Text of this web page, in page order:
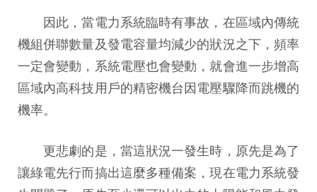
因此，當電力系統臨時有事故，在區域內傳統
機組併聯數量及發電容量均減少的狀況之下，頻率
一定會變動，系統電壓也會變動，就會進一步增高
區域內高科技用戶的精密機台因電壓驟降而跳機的
機率。
更悲劇的是，當這狀況一發生時，原先是為了
讓綠電先行而搞出這麼多種備案，現在電力系統發